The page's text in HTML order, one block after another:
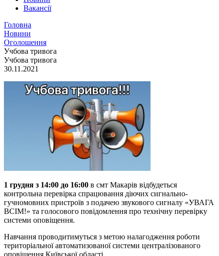
Вакансії
Головна
Новини
Оголошення
Учбова тривога
Учбова тривога
30.11.2021
1 грудня з 14:00 до 16:00 в смт Макарів відбудеться
контрольна перевірка спрацювання діючих сигнально-
гучномовних пристроїв з подачею звукового сигналу «УВАГА
ВСІМ!» та голосового повідомлення про технічну перевірку
системи оповіщення.
Навчання проводитимуться з метою налагодження роботи
територіальної автоматизованої системи централізованого
оповіщення Київської області.